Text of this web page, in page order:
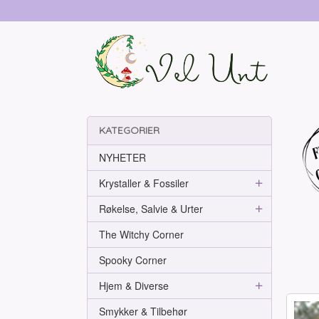
til
KATEGORIER
NYHETER
Krystaller & Fossiler
Røkelse, Salvie & Urter
The Witchy Corner
Spooky Corner
Hjem & Diverse
Smykker & Tilbehør